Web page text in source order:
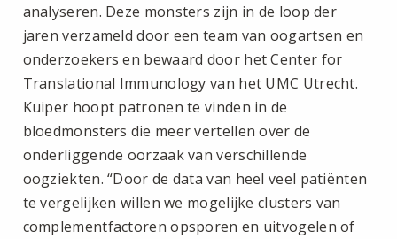
analyseren. Deze monsters zijn in de loop der
jaren verzameld door een team van oogartsen en
onderzoekers en bewaard door het Center for
Translational Immunology van het UMC Utrecht.
Kuiper hoopt patronen te vinden in de
bloedmonsters die meer vertellen over de
onderliggende oorzaak van verschillende
oogziekten. “Door de data van heel veel patiënten
te vergelijken willen we mogelijke clusters van
complementfactoren opsporen en uitvogelen of